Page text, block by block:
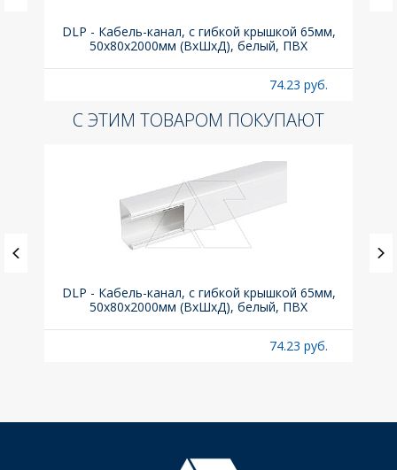
DLP - Кабель-канал, с гибкой крышкой 65мм,
50x80х2000мм (ВхШхД), белый, ПВХ
74.23 руб.
С ЭТИМ ТОВАРОМ ПОКУПАЮТ
DLP - Кабель-канал, с гибкой крышкой 65мм,
50x80х2000мм (ВхШхД), белый, ПВХ
74.23 руб.